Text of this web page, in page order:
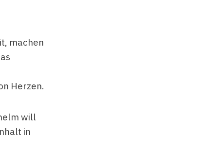
machen
Herzen.
will
in